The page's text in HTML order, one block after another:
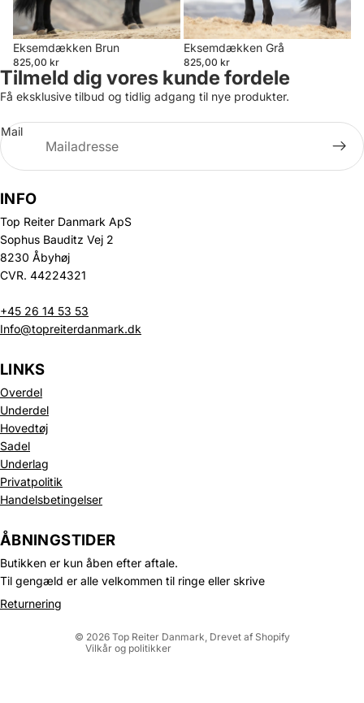
Eksemdækken Brun
825,00 kr
Eksemdækken Grå
825,00 kr
Tilmeld dig vores kunde fordele
Få eksklusive tilbud og tidlig adgang til nye produkter.
Mail
INFO
Top Reiter Danmark ApS
Sophus Bauditz Vej 2
8230 Åbyhøj
CVR. 44224321
+45 26 14 53 53
Info@topreiterdanmark.dk
LINKS
Overdel
Underdel
Hovedtøj
Sadel
Underlag
Privatpolitik
Handelsbetingelser
ÅBNINGSTIDER
Butikken er kun åben efter aftale.
Til gengæld er alle velkommen til ringe eller skrive
Returnering
© 2026 Top Reiter Danmark, Drevet af Shopify
Vilkår og politikker
Politik om beskyttelse af persondata
Refusionspolitik
Kontaktinformation
Servicevilkår